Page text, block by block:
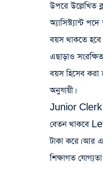
উপরে উল্লেখিত
অ্যাসিস্ট্যান্ট
বয়স থাকতে হবে
এছাড়াও সংরক্ষিত
বয়স হিসেব
অনুযায়ী।
Junior Clerk
বেতন থাকবে
টাকা করে। আর
শিক্ষাগত